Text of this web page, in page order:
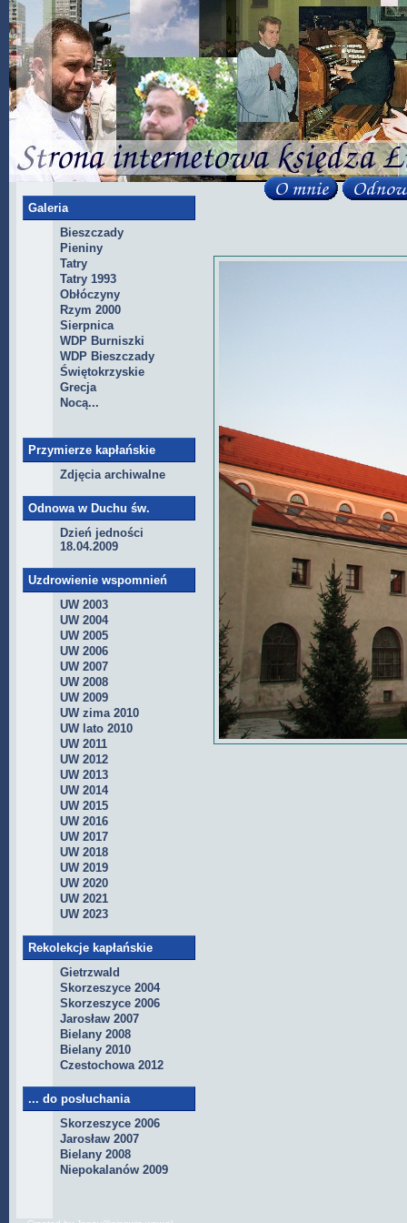
Galeria
Bieszczady
Pieniny
Tatry
Tatry 1993
Obłóczyny
Rzym 2000
Sierpnica
WDP Burniszki
WDP Bieszczady
Świętokrzyskie
Grecja
Nocą...
Przymierze kapłańskie
Zdjęcia archiwalne
Odnowa w Duchu św.
Dzień jedności
18.04.2009
Uzdrowienie wspomnień
UW 2003
UW 2004
UW 2005
UW 2006
UW 2007
UW 2008
UW 2009
UW zima 2010
UW lato 2010
UW 2011
UW 2012
UW 2013
UW 2014
UW 2015
UW 2016
UW 2017
UW 2018
UW 2019
UW 2020
UW 2021
UW 2023
Rekolekcje kapłańskie
Gietrzwald
Skorzeszyce 2004
Skorzeszyce 2006
Jarosław 2007
Bielany 2008
Bielany 2010
Czestochowa 2012
... do posłuchania
Skorzeszyce 2006
Jarosław 2007
Bielany 2008
Niepokalanów 2009